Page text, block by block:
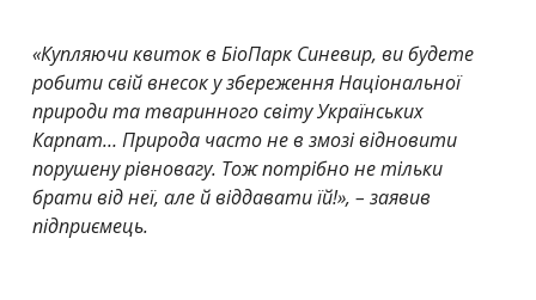
«Купляючи квиток в БіоПарк Синевир, ви будете
робити свій внесок у збереження Національної
природи та тваринного світу Українських
Карпат… Природа часто не в змозі відновити
порушену рівновагу. Тож потрібно не тільки
брати від неї, але й віддавати їй!», – заявив
підприємець.